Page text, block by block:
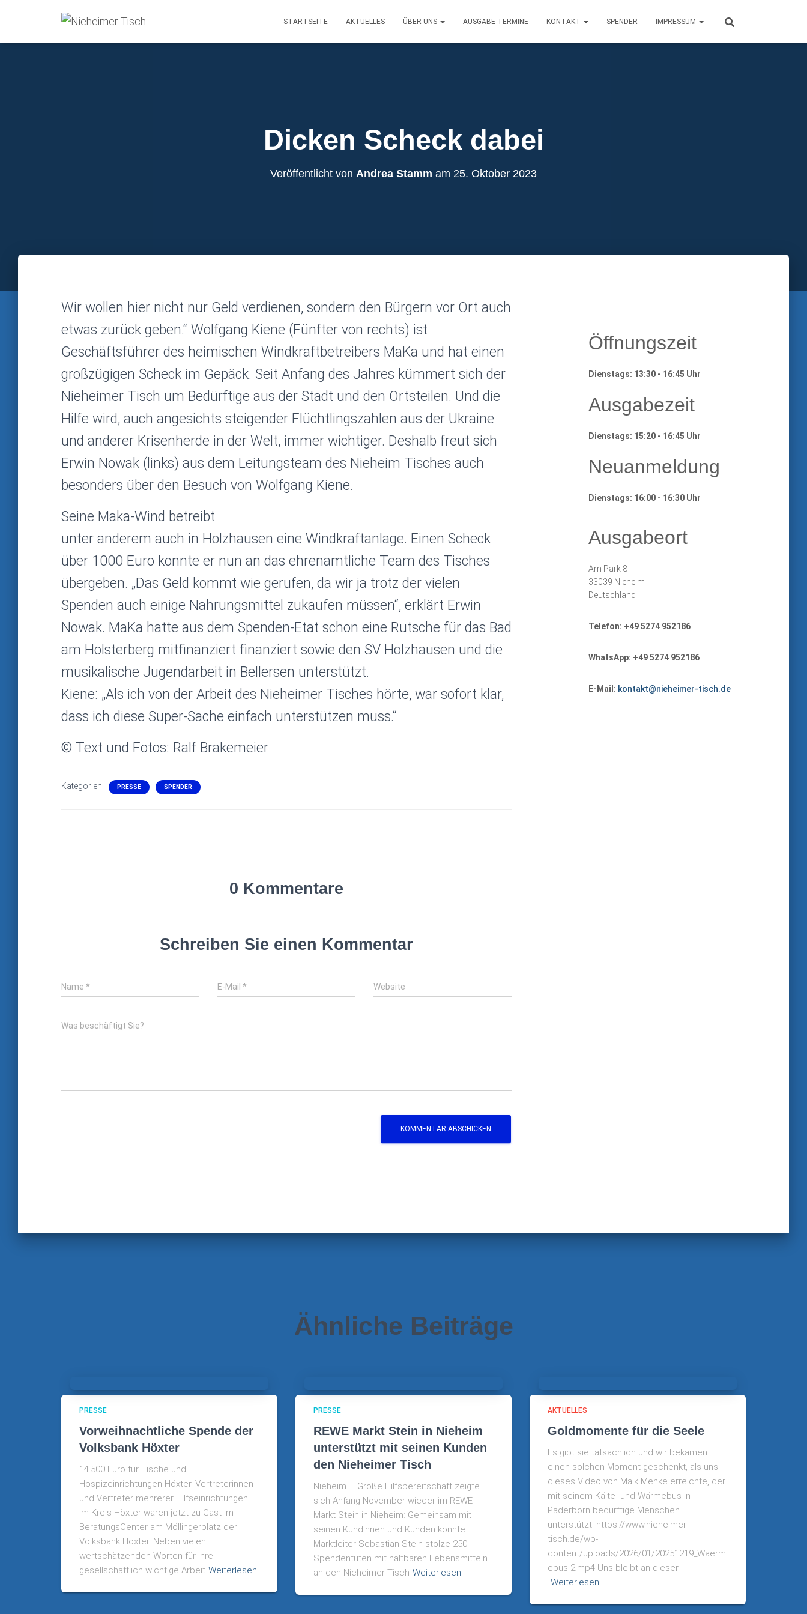
STARTSEITE AKTUELLES ÜBER UNS AUSGABE-TERMINE KONTAKT SPENDER IMPRESSUM
Dicken Scheck dabei
Veröffentlicht von Andrea Stamm am 25. Oktober 2023
Wir wollen hier nicht nur Geld verdienen, sondern den Bürgern vor Ort auch
etwas zurück geben.“ Wolfgang Kiene (Fünfter von rechts) ist
Geschäftsführer des heimischen Windkraftbetreibers MaKa und hat einen
großzügigen Scheck im Gepäck. Seit Anfang des Jahres kümmert sich der
Nieheimer Tisch um Bedürftige aus der Stadt und den Ortsteilen. Und die
Hilfe wird, auch angesichts steigender Flüchtlingszahlen aus der Ukraine
und anderer Krisenherde in der Welt, immer wichtiger. Deshalb freut sich
Erwin Nowak (links) aus dem Leitungsteam des Nieheim Tisches auch
besonders über den Besuch von Wolfgang Kiene.
Seine Maka-Wind betreibt
unter anderem auch in Holzhausen eine Windkraftanlage. Einen Scheck
über 1000 Euro konnte er nun an das ehrenamtliche Team des Tisches
übergeben. „Das Geld kommt wie gerufen, da wir ja trotz der vielen
Spenden auch einige Nahrungsmittel zukaufen müssen“, erklärt Erwin
Nowak. MaKa hatte aus dem Spenden-Etat schon eine Rutsche für das Bad
am Holsterberg mitfinanziert finanziert sowie den SV Holzhausen und die
musikalische Jugendarbeit in Bellersen unterstützt.
Kiene: „Als ich von der Arbeit des Nieheimer Tisches hörte, war sofort klar,
dass ich diese Super-Sache einfach unterstützen muss.“
© Text und Fotos: Ralf Brakemeier
Kategorien: PRESSE SPENDER
0 Kommentare
Schreiben Sie einen Kommentar
Name * E-Mail * Website
Was beschäftigt Sie?
Öffnungszeit
Dienstags: 13:30 - 16:45 Uhr
Ausgabezeit
Dienstags: 15:20 - 16:45 Uhr
Neuanmeldung
Dienstags: 16:00 - 16:30 Uhr
Ausgabeort
Am Park 8
33039 Nieheim
Deutschland
Telefon: +49 5274 952186
WhatsApp: +49 5274 952186
E-Mail: kontakt@nieheimer-tisch.de
Ähnliche Beiträge
PRESSE
Vorweihnachtliche Spende der
Volksbank Höxter
14.500 Euro für Tische und
Hospizeinrichtungen Höxter. Vertreterinnen
und Vertreter mehrerer Hilfseinrichtungen
im Kreis Höxter waren jetzt zu Gast im
BeratungsCenter am Möllingerplatz der
Volksbank Höxter. Neben vielen
wertschätzenden Worten für ihre
gesellschaftlich wichtige Arbeit Weiterlesen
PRESSE
REWE Markt Stein in Nieheim
unterstützt mit seinen Kunden
den Nieheimer Tisch
Nieheim – Große Hilfsbereitschaft zeigte
sich Anfang November wieder im REWE
Markt Stein in Nieheim: Gemeinsam mit
seinen Kundinnen und Kunden konnte
Marktleiter Sebastian Stein stolze 250
Spendentüten mit haltbaren Lebensmitteln
an den Nieheimer Tisch Weiterlesen
AKTUELLES
Goldmomente für die Seele
Es gibt sie tatsächlich und wir bekamen
einen solchen Moment geschenkt, als uns
dieses Video von Maik Menke erreichte, der
mit seinem Kälte- und Wärmebus in
Paderborn bedürftige Menschen
unterstützt. https://www.nieheimer-
tisch.de/wp-
content/uploads/2026/01/20251219_Waerm
ebus-2.mp4 Uns bleibt an dieser
Weiterlesen